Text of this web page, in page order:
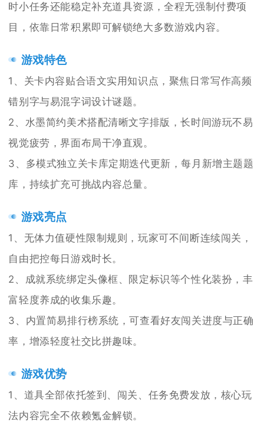
时小任务还能稳定补充道具资源，全程无强制付费项
目，依靠日常积累即可解锁绝大多数游戏内容。
游戏特色
1、关卡内容贴合语文实用知识点，聚焦日常写作高频
错别字与易混字词设计谜题。
2、水墨简约美术搭配清晰文字排版，长时间游玩不易
视觉疲劳，界面布局干净直观。
3、多模式独立关卡库定期迭代更新，每月新增主题题
库，持续扩充可挑战内容总量。
游戏亮点
1、无体力值硬性限制规则，玩家可不间断连续闯关，
自由把控每日游戏时长。
2、成就系统绑定头像框、限定标识等个性化装扮，丰
富轻度养成的收集乐趣。
3、内置简易排行榜系统，可查看好友闯关进度与正确
率，增添轻度社交比拼趣味。
游戏优势
1、道具全部依托签到、闯关、任务免费发放，核心玩
法内容完全不依赖氪金解锁。